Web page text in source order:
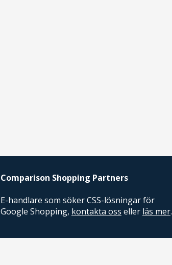
Comparison Shopping Partners
E-handlare som söker CSS-lösningar för
Google Shopping, kontakta oss eller läs mer.